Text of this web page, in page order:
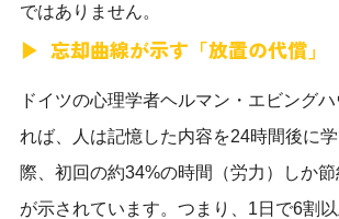
ではありません。
忘却曲線が示す「放置の代償」
ドイツの心理学者ヘルマン・エビング
れば、人は記憶した内容を24時間後に
際、初回の約34%の時間（労力）しか
が示されています。つまり、1日で6割